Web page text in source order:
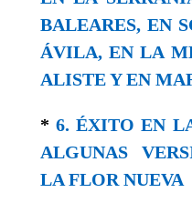
BALEARES, EN
ÁVILA, EN LA
ALISTE Y EN
*6. ÉXITO EN
ALGUNAS
LA FLOR NUEVA